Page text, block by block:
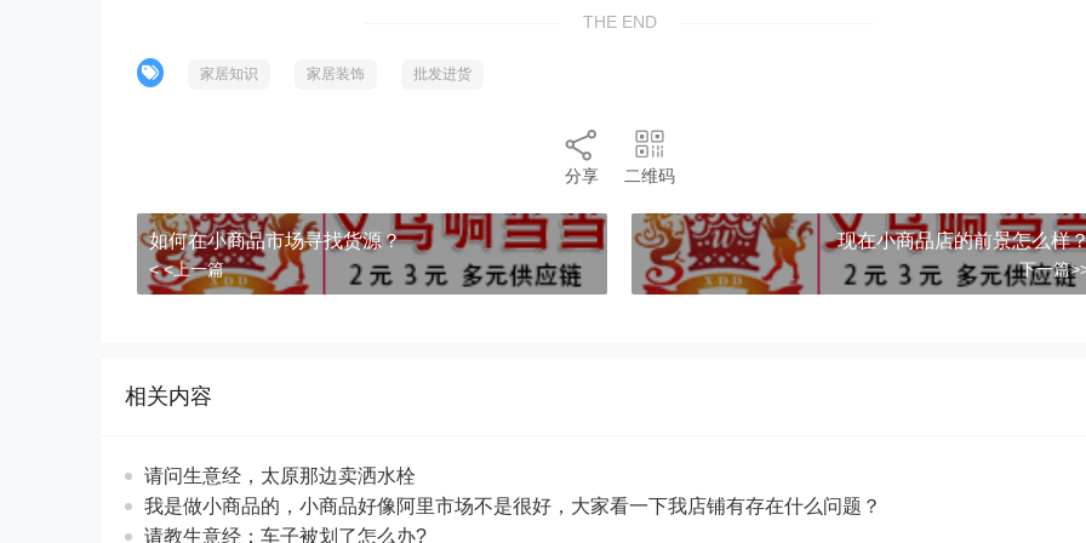
THE END
家居知识 家居装饰 批发进货
分享 二维码
如何在小商品市场寻找货源？
< <上一篇
现在小商品店的前景怎么样
下一篇
相关内容
请问生意经，太原那边卖洒水栓
我是做小商品的，小商品好像阿里市场不是很好，大家看一下我店铺有存在什么问题？
请教生意经：车子被划了怎么办?